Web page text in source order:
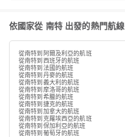
依國家從 南特 出發的熱門航線
從南特到阿爾及利亞的航班
從南特到西班牙的航班
從南特到法國的航班
從南特到丹麥的航班
從南特到義大利的航班
從南特到摩洛哥的航班
從南特到希臘的航班
從南特到捷克的航班
從南特到加拿大的航班
從南特到克羅埃西亞的航班
從南特到保加利亞的航班
從南特到葡萄牙的航班